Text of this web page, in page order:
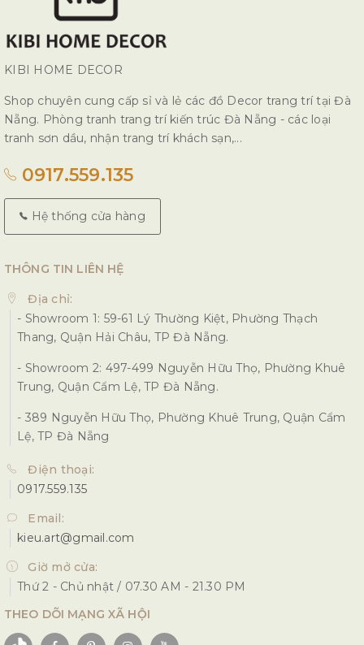
KIBI HOME DECOR
Shop chuyên cung cấp sỉ và lẻ các đồ Decor trang trí tại Đà
Nẵng. Phòng tranh trang trí kiến trúc Đà Nẵng - các loại
tranh sơn dầu, nhận trang trí khách sạn,...
0917.559.135
Hệ thống cửa hàng
THÔNG TIN LIÊN HỆ
Địa chỉ:
- Showroom 1: 59-61 Lý Thường Kiệt, Phường Thạch
Thang, Quận Hải Châu, TP Đà Nẵng.
- Showroom 2: 497-499 Nguyễn Hữu Thọ, Phường Khuê
Trung, Quận Cẩm Lệ, TP Đà Nẵng.
- 389 Nguyễn Hữu Thọ, Phường Khuê Trung, Quận Cẩm
Lệ, TP Đà Nẵng
Điện thoại:
0917.559.135
Email:
kieu.art@gmail.com
Giờ mở cửa:
Thứ 2 - Chủ nhật / 07.30 AM - 21.30 PM
THEO DÕI MẠNG XÃ HỘI